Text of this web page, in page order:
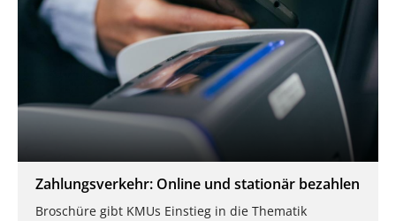
Zahlungsverkehr: Online und stationär bezahlen
Broschüre gibt KMUs Einstieg in die Thematik